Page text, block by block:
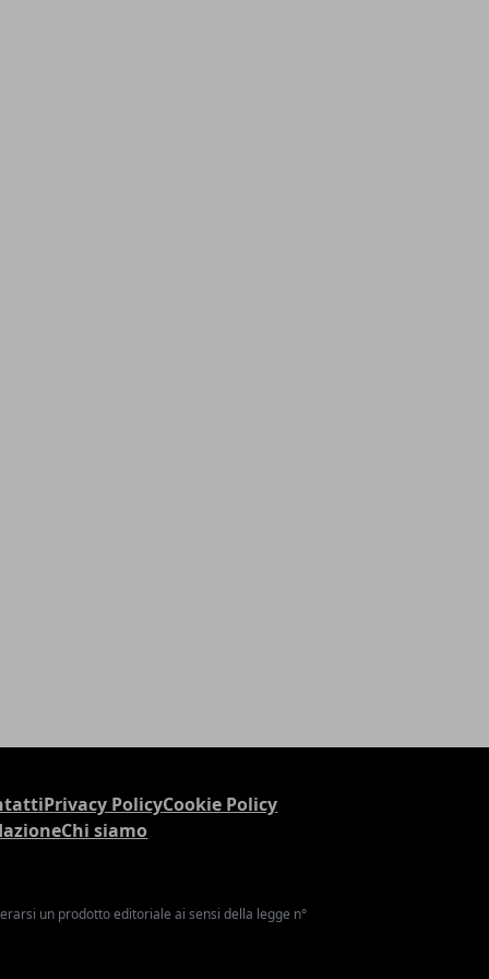
Privacy PolicyCookie Policy
Chi siamo
un prodotto editoriale ai sensi della legge n°